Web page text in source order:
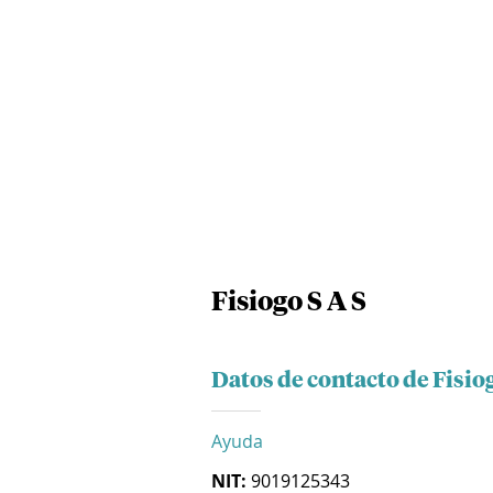
Fisiogo S A S
Datos de contacto de
Ayuda
NIT: 9019125343